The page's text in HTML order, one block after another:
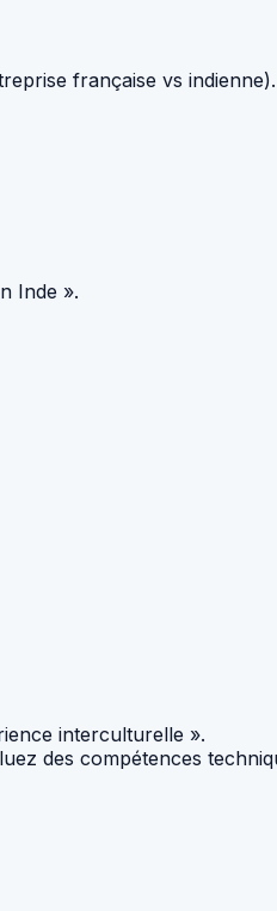
française vs indienne).
Inde ».
interculturelle ».
des compétences